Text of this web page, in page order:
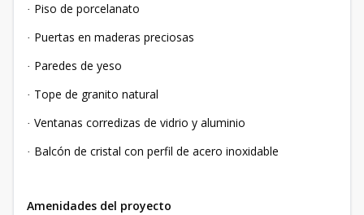
· Piso de porcelanato
· Puertas en maderas preciosas
· Paredes de yeso
· Tope de granito natural
· Ventanas corredizas de vidrio y aluminio
· Balcón de cristal con perfil de acero inoxidable
Amenidades del proyecto